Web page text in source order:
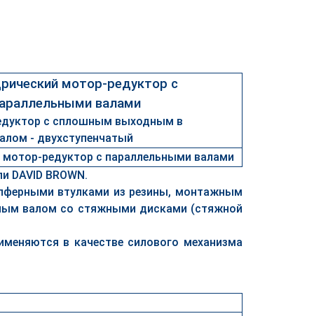
мотор-редуктор с
валами
с сплошным выходным в
- двухступенчатый
BROWN.
втулками из резины, монтажным
валом со стяжными дисками (стяжной
в качестве силового механизма